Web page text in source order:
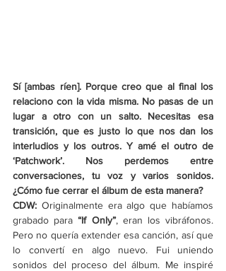
Sí [ambas ríen]. Porque creo que al final los
relaciono con la vida misma. No pasas de un
lugar a otro con un salto. Necesitas esa
transición, que es justo lo que nos dan los
interludios y los outros. Y amé el outro de
‘Patchwork’. Nos perdemos entre
conversaciones, tu voz y varios sonidos.
¿Cómo fue cerrar el álbum de esta manera?
CDW: Originalmente era algo que habíamos
grabado para “If Only”, eran los vibráfonos.
Pero no quería extender esa canción, así que
lo convertí en algo nuevo. Fui uniendo
sonidos del proceso del álbum. Me inspiré